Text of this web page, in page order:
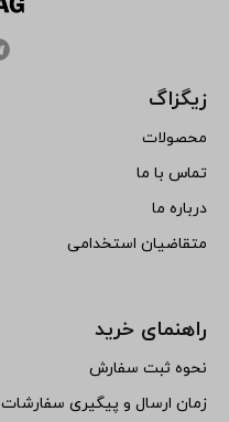
زیگزاگ
محصولات
تماس با ما
درباره ما
متقاضیان استخدامی
راهنمای خرید
نحوه ثبت سفارش
زمان ارسال و پیگیری سفارشات